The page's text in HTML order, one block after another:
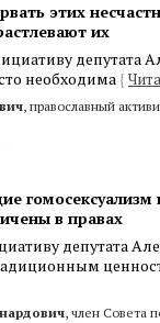
этих
их
депутата
необходима {
, православный
гомосексуализм
в правах
депутата
, член Совета